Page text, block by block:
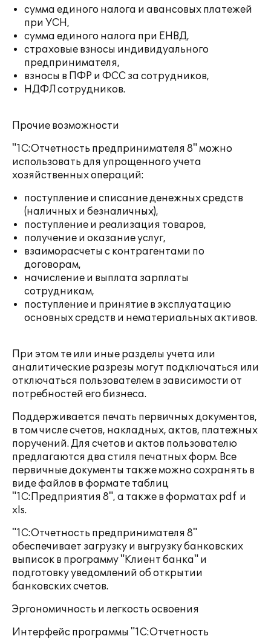
сумма единого налога и авансовых платежей
при УСН,
сумма единого налога при ЕНВД,
страховые взносы индивидуального
предпринимателя,
взносы в ПФР и ФСС за сотрудников,
НДФЛ сотрудников.
Прочие возможности
"1С:Отчетность предпринимателя 8" можно
использовать для упрощенного учета
хозяйственных операций:
поступление и списание денежных средств
(наличных и безналичных),
поступление и реализация товаров,
получение и оказание услуг,
взаиморасчеты с контрагентами по
договорам,
начисление и выплата зарплаты
сотрудникам,
поступление и принятие в эксплуатацию
основных средств и нематериальных активов.
При этом те или иные разделы учета или
аналитические разрезы могут подключаться или
отключаться пользователем в зависимости от
потребностей его бизнеса.
Поддерживается печать первичных документов,
в том числе счетов, накладных, актов, платежных
поручений. Для счетов и актов пользователю
предлагаются два стиля печатных форм. Все
первичные документы также можно сохранять в
виде файлов в формате таблиц
"1С:Предприятия 8", а также в форматах pdf и
xls.
"1С:Отчетность предпринимателя 8"
обеспечивает загрузку и выгрузку банковских
выписок в программу "Клиент банка" и
подготовку уведомлений об открытии
банковских счетов.
Эргономичность и легкость освоения
Интерфейс программы "1С:Отчетность